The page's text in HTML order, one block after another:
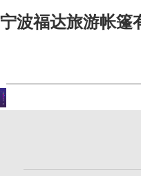
宁波福达旅游帐篷